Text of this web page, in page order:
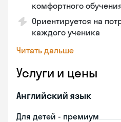
комфортного
Ориентируется на
каждого ученика
Читать дальше
Услуги и цены
Английский язык
Для детей - премиум